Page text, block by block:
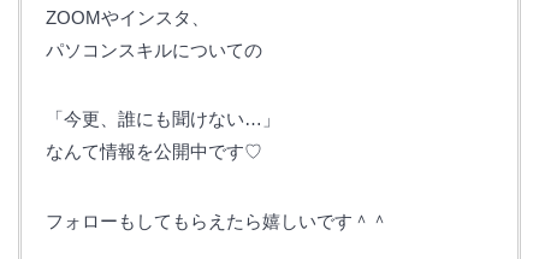
ZOOMやインスタ、
パソコンスキルについての
「今更、誰にも聞けない…」
なんて情報を公開中です♡
フォローもしてもらえたら嬉しいです＾＾